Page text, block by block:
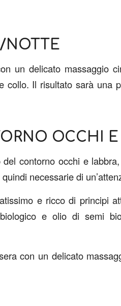
NOTTE
un delicato massaggio
collo. Il risultato sarà una
OCCHI
contorno occhi e
necessarie di
e ricco di principi
e olio di semi
con un delicato